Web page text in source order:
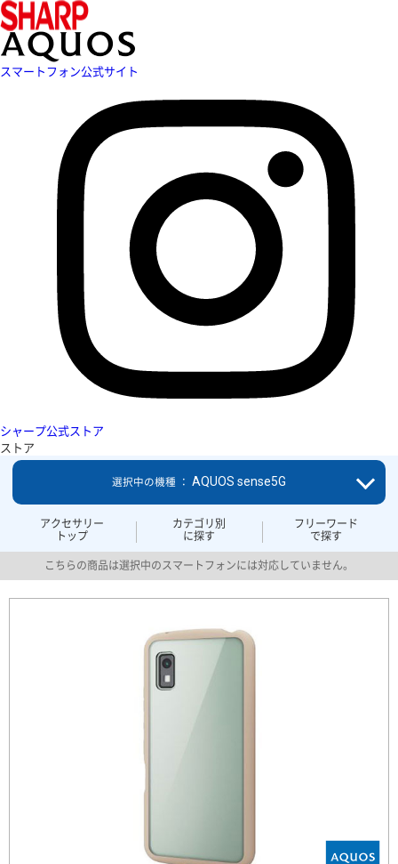
スマートフォン公式サイト
シャープ公式ストア
ストア
アクセサリー
トップ
カテゴリ別
に探す
フリーワード
で探す
選択中の機種 ： AQUOS sense5G
こちらの商品は選択中のスマートフォンには対応していません。